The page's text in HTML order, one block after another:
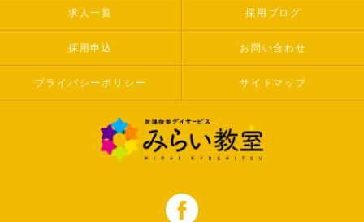
求人一覧 採用ブログ
採用申込 お問い合わせ
プライバシーポリシー サイトマップ